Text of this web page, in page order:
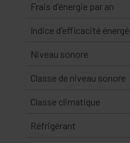
Frais d'énergie par an
Indice d'efficacité
Niveau sonore
Classe de niveau sonore
Classe climatique
Réfrigérant